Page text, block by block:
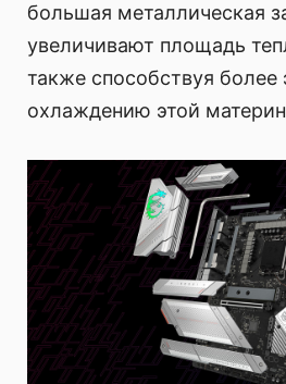
большая металлическая
увеличивают площадь
также способствуя
охлаждению этой